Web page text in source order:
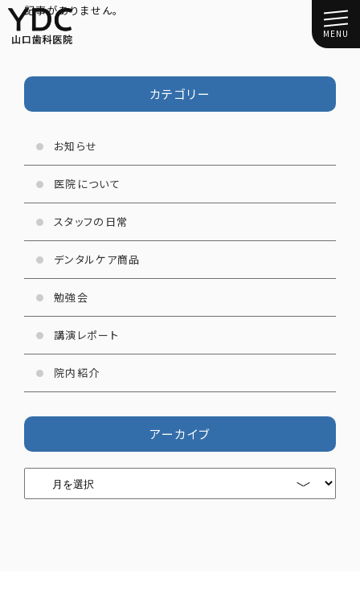
MENU
記事がありません。
カテゴリー
お知らせ
医院について
スタッフの日常
デンタルケア商品
勉強会
講演レポート
院内紹介
アーカイブ